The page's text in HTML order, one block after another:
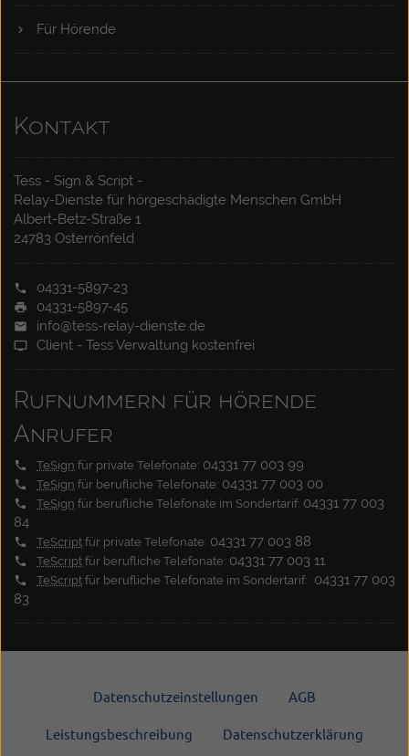
Für Hörende
Kontakt
Tess - Sign & Script -
Relay-Dienste für hörgeschädigte Menschen GmbH
Albert-Betz-Straße 1
24783 Osterrönfeld
04331-5897-23
04331-5897-45
info@tess-relay-dienste.de
Client - Tess Verwaltung kostenfrei
Rufnummern für hörende
Anrufer
TeSign für private Telefonate: 04331 77 003 99
TeSign für berufliche Telefonate: 04331 77 003 00
TeSign für berufliche Telefonate im Sondertarif: 04331 77 003
84
TeScript für private Telefonate: 04331 77 003 88
TeScript für berufliche Telefonate: 04331 77 003 11
TeScript für berufliche Telefonate im Sondertarif: 04331 77 003
83
Datenschutzeinstellungen AGB
Leistungsbeschreibung Datenschutzerklärung